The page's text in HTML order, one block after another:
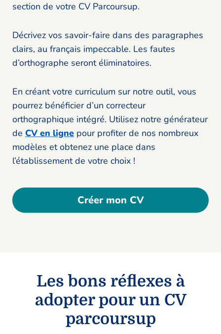
section de votre CV Parcoursup.
Décrivez vos savoir-faire dans des paragraphes
clairs, au français impeccable. Les fautes
d’orthographe seront éliminatoires.
En créant votre curriculum sur notre outil, vous
pourrez bénéficier d’un correcteur
orthographique intégré. Utilisez notre générateur
de CV en ligne pour profiter de nos nombreux
modèles et obtenez une place dans
l’établissement de votre choix !
Créer mon CV
Les bons réflexes à
adopter pour un CV
parcoursup